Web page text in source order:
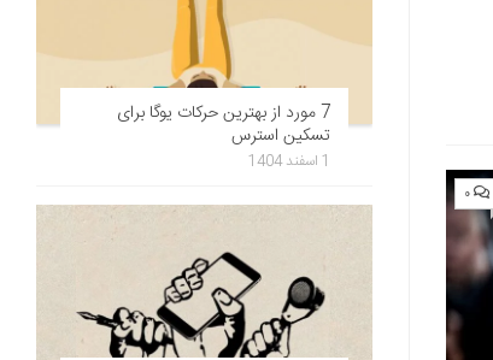
۰
7 مورد از بهترین حرکات یوگا برای
تسکین استرس
1 اسفند 1404